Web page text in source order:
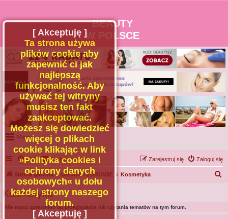
BEAUTY
W POLSCE
Menu
Portal
Facebook
Regulamin
Zapytaj administratora
Kontakt
FAQ Kontakt z nami Zaloguj się
Zarejestruj się
Strona główna URODA I ZDROWIE Kosmetyka
Kosmetyka
Nie masz uprawnień do przeglądania lub czytania tematów na tym forum.
[ Akceptuję ]
Ta strona używa
plików cookie aby
zapewnić ci jak
najlepszą
funkcjonalność. Aby
używać tej witryny
musisz ten fakt
zaakceptować.
Możesz się dowiedzieć
więcej o plikach
cookie klikając w link
»Polityka cookies i
ochrony danych
osobowych« u dołu
każdej strony naszego
forum.
[ Akceptuję ]